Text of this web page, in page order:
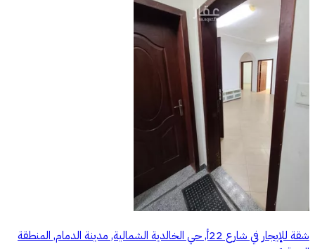
شقة للإيجار في شارع 22أ, حي الخالدية الشمالية, مدينة الدمام, المنطقة